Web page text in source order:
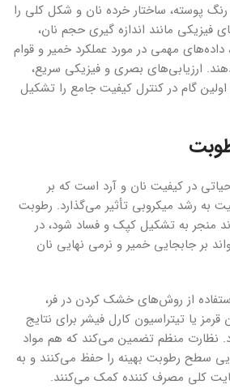
پوسته، ساختار خرده نان و شکل کلی را
فیزیکی مانند اندازه گیری حجم نان،
داده‌های مهمی در مورد عملکرد خمیر و قوام
ارزیابی‌های بصری و فیزیکی سریع،
گام در کنترل کیفیت جامع را تشکیل
در کیفیت نان و آرد است که بر
به رشد میکروبی تأثیر می‌گذارد. رطوبت
منجر به تشکیل کپک و فساد شود، در
بر جابجایی خمیر و نرمی نهایی نان
از روش‌های خشک کردن در فر،
قرمز یا تیتراسیون کارل فیشر برای نتایج
نظارت منظم تضمین می‌کند که هم مواد
سطح رطوبت بهینه را حفظ می‌کنند و به
کلی مصرف کننده کمک می‌کنند.